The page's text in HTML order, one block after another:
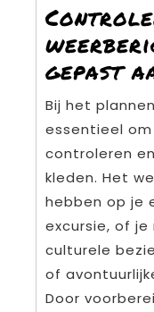
gepast
Bij het
essentieel
controleren
kleden. Het
hebben op je
excursie, of
culturele
of
Door